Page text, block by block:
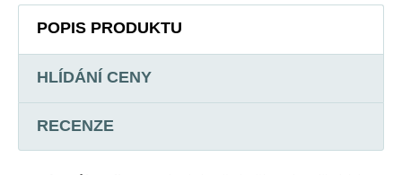
POPIS PRODUKTU
HLÍDÁNÍ CENY
RECENZE